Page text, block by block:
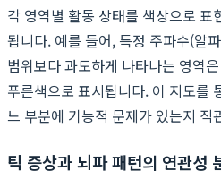
각 영역별 활동 상태를 색상으로
됩니다. 예를 들어, 특정 주파수(알
범위보다 과도하게 나타나는 영역
푸른색으로 표시됩니다. 이 지도를
느 부분에 기능적 문제가 있는지 직
틱 증상과 뇌파 패턴의 연관성